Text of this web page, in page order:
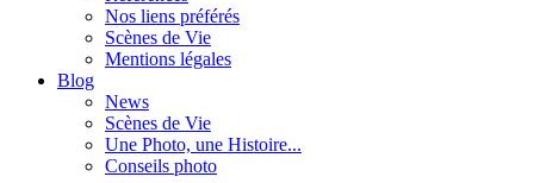
Nos liens préférés
Scènes de Vie
Mentions légales
Blog
News
Scènes de Vie
Une Photo, une Histoire...
Conseils photo